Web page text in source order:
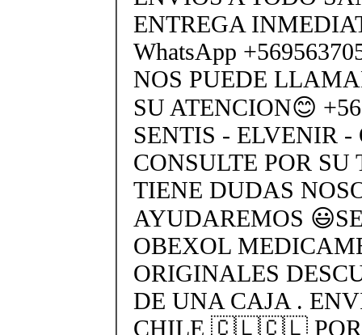
ENTREGA
WhatsApp
NOS PUEDE
SU ATENCION😊
SENTIS - ELVENIR -
CONSULTE POR
TIENE DUDAS
AYUDAREMOS
OBEXOL
ORIGINALES
DE UNA CAJA .
CHILE 🇨🇱🇨🇱 POR